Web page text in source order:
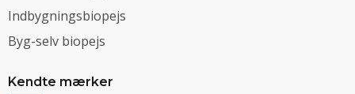
Indbygningsbiopejs
Byg-selv biopejs
Kendte mærker